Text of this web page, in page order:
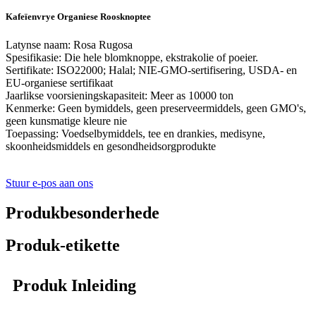
Kafeïenvrye Organiese Roosknoptee
Latynse naam: Rosa Rugosa
Spesifikasie: Die hele blomknoppe, ekstrakolie of poeier.
Sertifikate: ISO22000; Halal; NIE-GMO-sertifisering, USDA- en
EU-organiese sertifikaat
Jaarlikse voorsieningskapasiteit: Meer as 10000 ton
Kenmerke: Geen bymiddels, geen preserveermiddels, geen GMO's,
geen kunsmatige kleure nie
Toepassing: Voedselbymiddels, tee en drankies, medisyne,
skoonheidsmiddels en gesondheidsorgprodukte
Stuur e-pos aan ons
Produkbesonderhede
Produk-etikette
Produk Inleiding